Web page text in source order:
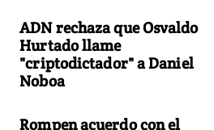
ADN rechaza que Osvaldo
Hurtado llame
"criptodictador" a Daniel
Noboa
Rompen acuerdo con el